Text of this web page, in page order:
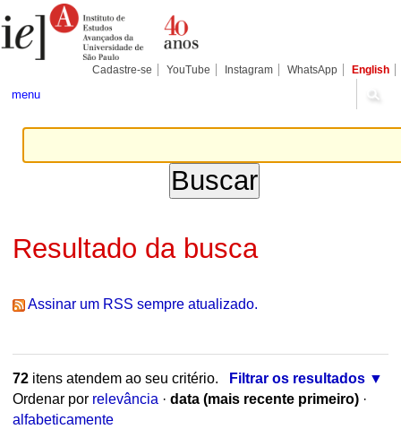
para
conteúdo.
Pessoais
Cadastre-se YouTube Instagram WhatsApp English
menu
Resultado da busca
Assinar um RSS sempre atualizado.
72itens atendem ao seu critério.
Filtrar os resultados
Ordenar por relevância · data (mais recente primeiro) ·
alfabeticamente